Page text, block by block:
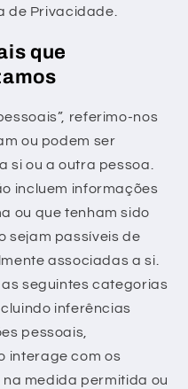
de Privacidade.
que
referimo-nos
ou podem ser
si ou a outra pessoa.
incluem informações
ou que tenham sido
sejam passíveis de
associadas a si.
seguintes categorias
inferências
pessoais,
interage com os
na medida permitida ou